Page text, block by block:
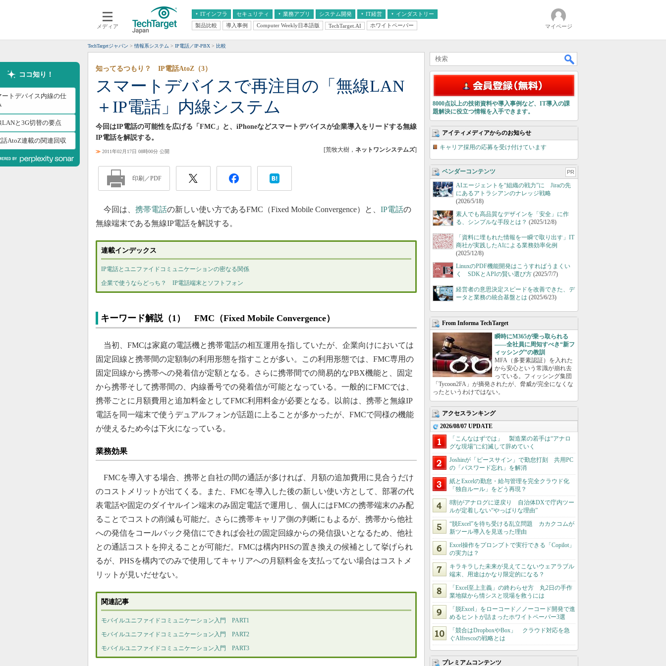
メディア
ITインフラ
クラウド
スマートモバイル
ネットワーク
システム運用管理
セキュリティ 業務アプリ
エンタープライズAI
ERP
CX
情報系システム
システム開発 IT経営
経営とIT
インダストリー
医療IT
製品比較 導入事例 Computer Weekly日本語版 TechTarget.AI ホワイトペーパー マイページ
TechTargetジャパン 情報系システム IP電話／IP-PBX 比較
ココ知り！
ートデバイス内線の仕
LANと3G切替の要点
話AtoZ連載の関連回収
スマートデバイスで再注目の「無線LAN
＋IP電話」内線システム
知ってるつもり？ IP電話AtoZ（3）
今回はIP電話の可能性を広げる「FMC」と、iPhoneなどスマートデバイスが企業導入をリードする無線
IP電話を解説する。
≫ 2011年02月17日 08時00分 公開 [荒牧大樹， ネットワンシステムズ]
印刷／PDF
今回は、 携帯電話の新しい使い方であるFMC（Fixed Mobile Convergence）と、 IP電話の
無線端末である無線IP電話を解説する。
連載インデックス
IP電話とユニファイドコミュニケーションの密なる関係
企業で使うならどっち？ IP電話端末とソフトフォン
キーワード解説（1） FMC（Fixed Mobile Convergence）
当初、FMCは家庭の電話機と携帯電話の相互運用を指していたが、企業向けにおいては
固定回線と携帯間の定額制の利用形態を指すことが多い。この利用形態では、FMC専用の
固定回線から携帯への発着信が定額となる。さらに携帯間での簡易的なPBX機能と、固定
から携帯そして携帯間の、内線番号での発着信が可能となっている。一般的にFMCでは、
携帯ごとに月額費用と追加料金としてFMC利用料金が必要となる。以前は、携帯と無線IP
電話を同一端末で使うデュアルフォンが話題に上ることが多かったが、FMCで同様の機能
が使えるため今は下火になっている。
業務効果
FMCを導入する場合、携帯と自社の間の通話が多ければ、月額の追加費用に見合うだけ
のコストメリットが出てくる。また、FMCを導入した後の新しい使い方として、部署の代
表電話や固定のダイヤルイン端末のみ固定電話で運用し、個人にはFMCの携帯端末のみ配
ることでコストの削減も可能だ。さらに携帯キャリア側の判断にもよるが、携帯から他社
への発信をコールバック発信にできれば会社の固定回線からの発信扱いとなるため、他社
との通話コストを抑えることが可能だ。FMCは構内PHSの置き換えの候補として挙げられ
るが、PHSを構内でのみで使用してキャリアへの月額料金を支払ってない場合はコストメ
リットが見いだせない。
関連記事
モバイルユニファイドコミュニケーション入門 PART1
モバイルユニファイドコミュニケーション入門 PART2
モバイルユニファイドコミュニケーション入門 PART3
8000点以上の技術資料や導入事例など、IT導入の課
題解決に役立つ情報を入手できます。
アイティメディアからのお知らせ
キャリア採用の応募を受け付けています
ベンダーコンテンツ PR
AIエージェントを“組織の戦力”に Jiraの先
にあるアトラシアンのナレッジ戦略
(2026/5/18)
素人でも高品質なデザインを「安全」に作
る、シンプルな手段とは？ (2025/12/8)
「資料に埋もれた情報を一瞬で取り出す」IT
商社が実践したAIによる業務効率化例
(2025/12/8)
LinuxのPDF機能開発はこうすればうまくい
く SDKとAPIの賢い選び方 (2025/7/7)
経営者の意思決定スピードを改善できた、デ
ータと業務の統合基盤とは (2025/6/23)
From Informa TechTarget
瞬時にM365が乗っ取られる
――全社員に周知すべき“新フ
ィッシング”の教訓
MFA（多要素認証）を入れた
から安心という常識が崩れ去
っている。フィッシング集団
「Tycoon2FA」が摘発されたが、脅威が完全になくな
ったというわけではない。
アクセスランキング
2026/08/07 UPDATE
「こんなはずでは」 製造業の若手は“アナロ
グな現場”に幻滅して辞めていく
Joshinが「ピースサイン」で勤怠打刻 共用PC
の「パスワード忘れ」を解消
紙とExcelの勤怠・給与管理を完全クラウド化
「独自ルール」をどう再現？
8割がアナログに逆戻り 自治体DXで庁内ツー
ルが定着しない“やっぱりな理由”
“脱Excel”を待ち受ける乱立問題 カカクコムが
新ツール導入を見送った理由
Excel操作をプロンプトで実行できる「Copilot」
の実力は？
キラキラした未来が見えてこないウェアラブル
端末、用途はかなり限定的になる？
「Excel至上主義」の終わらせ方 丸2日の手作
業地獄から情シスと現場を救うには
「脱Excel」をローコード／ノーコード開発で進
めるヒントが詰まったホワイトペーパー3選
「競合はDropboxやBox」 クラウド対応を急
ぐAlfrescoの戦略とは
プレミアムコンテンツ